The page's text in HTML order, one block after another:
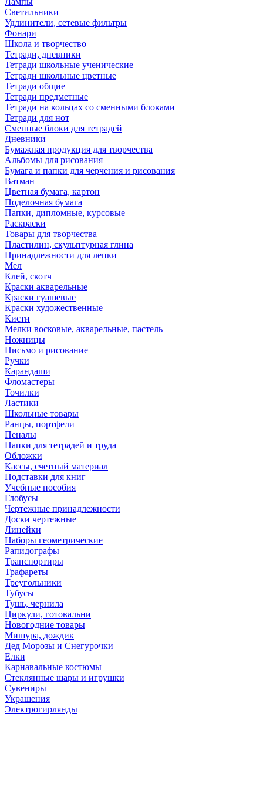
Светильники
Удлинители, сетевые фильтры
Фонари
Школа и творчество
Тетради, дневники
Тетради школьные ученические
Тетради школьные цветные
Тетради общие
Тетради предметные
Тетради на кольцах со сменными блоками
Тетради для нот
Сменные блоки для тетрадей
Дневники
Бумажная продукция для творчества
Альбомы для рисования
Бумага и папки для черчения и рисования
Ватман
Цветная бумага, картон
Поделочная бумага
Папки, дипломные, курсовые
Раскраски
Товары для творчества
Пластилин, скульптурная глина
Принадлежности для лепки
Мел
Клей, скотч
Краски акварельные
Краски гуашевые
Краски художественные
Кисти
Мелки восковые, акварельные, пастель
Ножницы
Письмо и рисование
Ручки
Карандаши
Фломастеры
Точилки
Ластики
Школьные товары
Ранцы, портфели
Пеналы
Папки для тетрадей и труда
Обложки
Кассы, счетный материал
Подставки для книг
Учебные пособия
Глобусы
Чертежные принадлежности
Доски чертежные
Линейки
Наборы геометрические
Рапидографы
Транспортиры
Трафареты
Треугольники
Тубусы
Тушь, чернила
Циркули, готовальни
Новогодние товары
Мишура, дождик
Дед Морозы и Снегурочки
Елки
Карнавальные костюмы
Стеклянные шары и игрушки
Сувениры
Украшения
Электрогирлянды